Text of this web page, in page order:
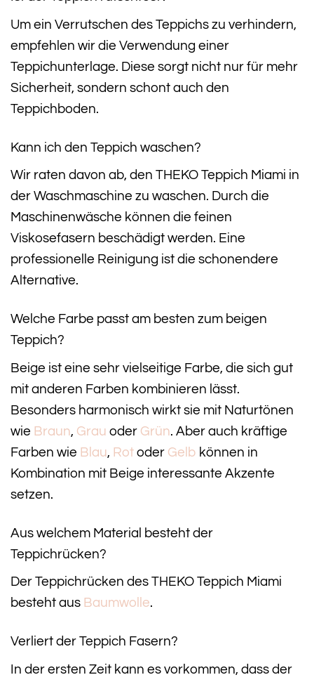
Um ein Verrutschen des Teppichs zu verhindern,
empfehlen wir die Verwendung einer
Teppichunterlage. Diese sorgt nicht nur für mehr
Sicherheit, sondern schont auch den
Teppichboden.
Kann ich den Teppich waschen?
Wir raten davon ab, den THEKO Teppich Miami in
der Waschmaschine zu waschen. Durch die
Maschinenwäsche können die feinen
Viskosefasern beschädigt werden. Eine
professionelle Reinigung ist die schonendere
Alternative.
Welche Farbe passt am besten zum beigen
Teppich?
Beige ist eine sehr vielseitige Farbe, die sich gut
mit anderen Farben kombinieren lässt.
Besonders harmonisch wirkt sie mit Naturtönen
wie Braun, Grau oder Grün. Aber auch kräftige
Farben wie Blau, Rot oder Gelb können in
Kombination mit Beige interessante Akzente
setzen.
Aus welchem Material besteht der
Teppichrücken?
Der Teppichrücken des THEKO Teppich Miami
besteht aus Baumwolle.
Verliert der Teppich Fasern?
In der ersten Zeit kann es vorkommen, dass der